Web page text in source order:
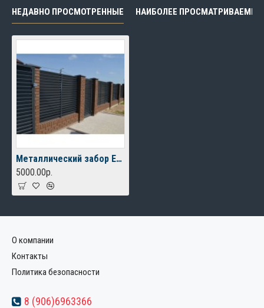
НЕДАВНО ПРОСМОТРЕННЫЕ НАИБОЛЕЕ ПРОСМАТРИВАЕМЫЕ
Металлический забор Еврожалюзи с калиткой
5000.00р.
О компании
Контакты
Политика безопасности
8 (906)6963366